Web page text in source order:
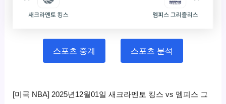
스포츠 중계 스포츠 분석
[미국 NBA] 2025년12월01일 새크라멘토 킹스 vs 멤피스 그